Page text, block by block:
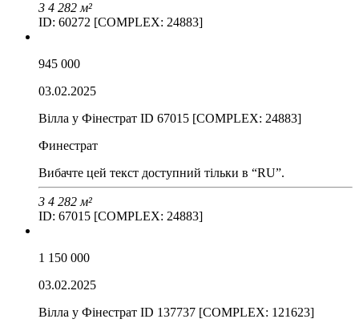
3 4 282 м²
ID: 60272 [COMPLEX: 24883]
945 000
03.02.2025
Вілла у Фінестрат ID 67015 [COMPLEX: 24883]
Финестрат
Вибачте цей текст доступний тільки в “RU”.
3 4 282 м²
ID: 67015 [COMPLEX: 24883]
1 150 000
03.02.2025
Вілла у Фінестрат ID 137737 [COMPLEX: 121623]